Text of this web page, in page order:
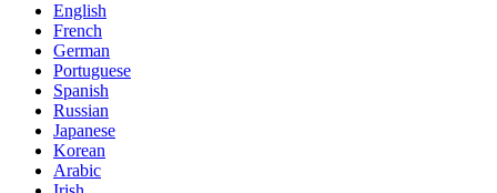
English
French
German
Portuguese
Spanish
Russian
Japanese
Korean
Arabic